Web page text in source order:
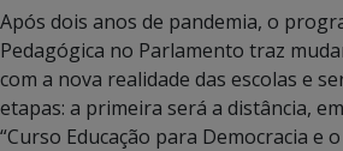
Após dois anos de pandemia, o
Pedagógica no Parlamento traz
com a nova realidade das escolas e
etapas: a primeira será a distância,
“Curso Educação para Democracia e